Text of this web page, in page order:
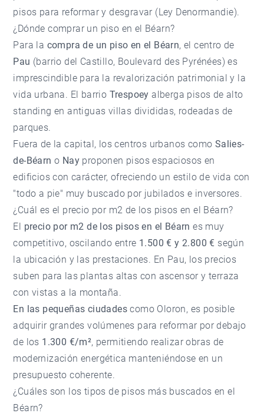
pisos para reformar y desgravar (Ley Denormandie).
¿Dónde comprar un piso en el Béarn?
Para la compra de un piso en el Béarn, el centro de
Pau (barrio del Castillo, Boulevard des Pyrénées) es
imprescindible para la revalorización patrimonial y la
vida urbana. El barrio Trespoey alberga pisos de alto
standing en antiguas villas divididas, rodeadas de
parques.
Fuera de la capital, los centros urbanos como Salies-
de-Béarn o Nay proponen pisos espaciosos en
edificios con carácter, ofreciendo un estilo de vida con
"todo a pie" muy buscado por jubilados e inversores.
¿Cuál es el precio por m2 de los pisos en el Béarn?
El precio por m2 de los pisos en el Béarn es muy
competitivo, oscilando entre 1.500 € y 2.800 € según
la ubicación y las prestaciones. En Pau, los precios
suben para las plantas altas con ascensor y terraza
con vistas a la montaña.
En las pequeñas ciudades como Oloron, es posible
adquirir grandes volúmenes para reformar por debajo
de los 1.300 €/m², permitiendo realizar obras de
modernización energética manteniéndose en un
presupuesto coherente.
¿Cuáles son los tipos de pisos más buscados en el
Béarn?